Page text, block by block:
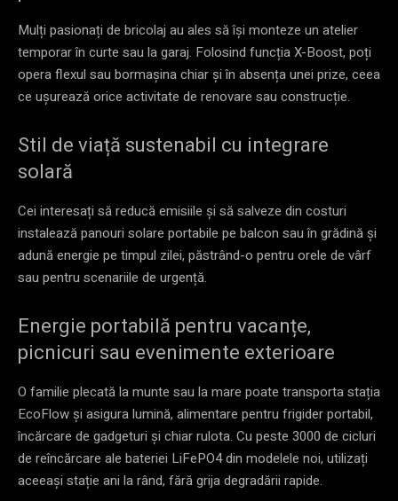
Mulți pasionați de bricolaj au ales să își monteze un atelier
temporar în curte sau la garaj. Folosind funcția X-Boost, poți
opera flexul sau bormașina chiar și în absența unei prize, ceea
ce ușurează orice activitate de renovare sau construcție.
Stil de viață sustenabil cu integrare
solară
Cei interesați să reducă emisiile și să salveze din costuri
instalează panouri solare portabile pe balcon sau în grădină și
adună energie pe timpul zilei, păstrând-o pentru orele de vârf
sau pentru scenariile de urgență.
Energie portabilă pentru vacanțe,
picnicuri sau evenimente exterioare
O familie plecată la munte sau la mare poate transporta stația
EcoFlow și asigura lumină, alimentare pentru frigider portabil,
încărcare de gadgeturi și chiar rulota. Cu peste 3000 de cicluri
de reîncărcare ale bateriei LiFePO4 din modelele noi, utilizați
aceeași stație ani la rând, fără grija degradării rapide.